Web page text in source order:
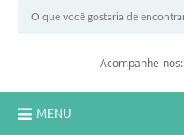
Acompanhe-nos:
MENU